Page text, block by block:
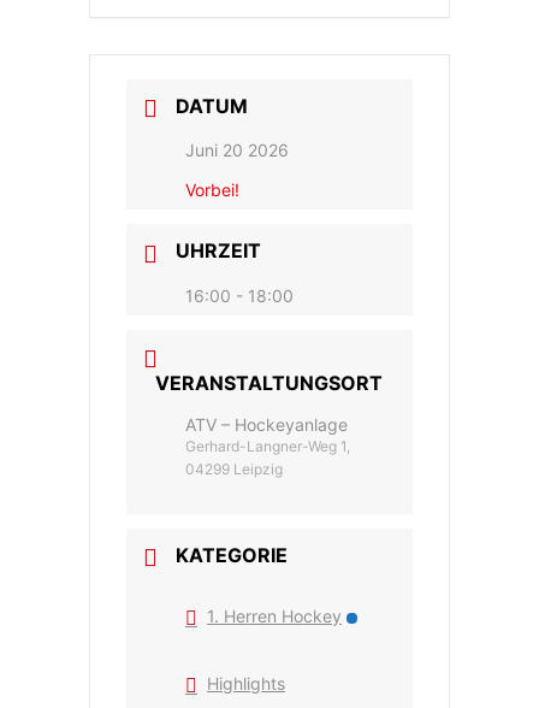
DATUM
Juni 20 2026
Vorbei!
UHRZEIT
16:00 - 18:00
VERANSTALTUNGSORT
ATV – Hockeyanlage
Gerhard-Langner-Weg 1,
04299 Leipzig
KATEGORIE
1. Herren Hockey
Highlights